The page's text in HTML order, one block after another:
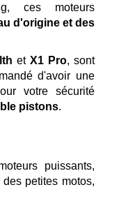
ces moteurs
d'origine et des
etX1 Pro, sont
d'avoir une
votre sécurité
pistons.
puissants,
petites motos,